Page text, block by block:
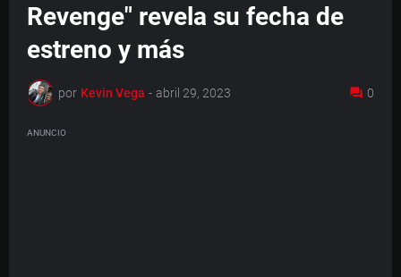
Revenge" revela su fecha de
estreno y más
por Kevin Vega - abril 29, 2023 0
ANUNCIO